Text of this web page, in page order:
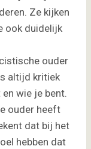
Ze kijken
ook duidelijk
ouder
altijd kritiek
wie je bent.
ouder heeft
dat bij het
hebben dat